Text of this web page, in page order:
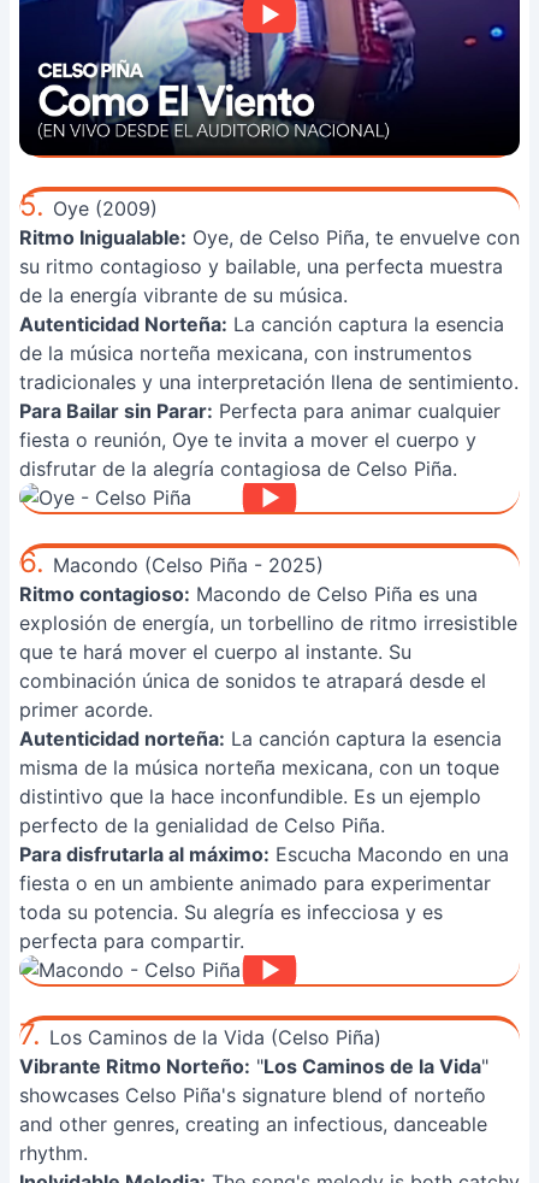
5. Oye (2009)
Ritmo Inigualable: Oye, de Celso Piña, te envuelve con
su ritmo contagioso y bailable, una perfecta muestra
de la energía vibrante de su música.
Autenticidad Norteña: La canción captura la esencia
de la música norteña mexicana, con instrumentos
tradicionales y una interpretación llena de sentimiento.
Para Bailar sin Parar: Perfecta para animar cualquier
fiesta o reunión, Oye te invita a mover el cuerpo y
disfrutar de la alegría contagiosa de Celso Piña.
6. Macondo (Celso Piña - 2025)
Ritmo contagioso: Macondo de Celso Piña es una
explosión de energía, un torbellino de ritmo irresistible
que te hará mover el cuerpo al instante. Su
combinación única de sonidos te atrapará desde el
primer acorde.
Autenticidad norteña: La canción captura la esencia
misma de la música norteña mexicana, con un toque
distintivo que la hace inconfundible. Es un ejemplo
perfecto de la genialidad de Celso Piña.
Para disfrutarla al máximo: Escucha Macondo en una
fiesta o en un ambiente animado para experimentar
toda su potencia. Su alegría es infecciosa y es
perfecta para compartir.
7. Los Caminos de la Vida (Celso Piña)
Vibrante Ritmo Norteño: "Los Caminos de la Vida"
showcases Celso Piña's signature blend of norteño
and other genres, creating an infectious, danceable
rhythm.